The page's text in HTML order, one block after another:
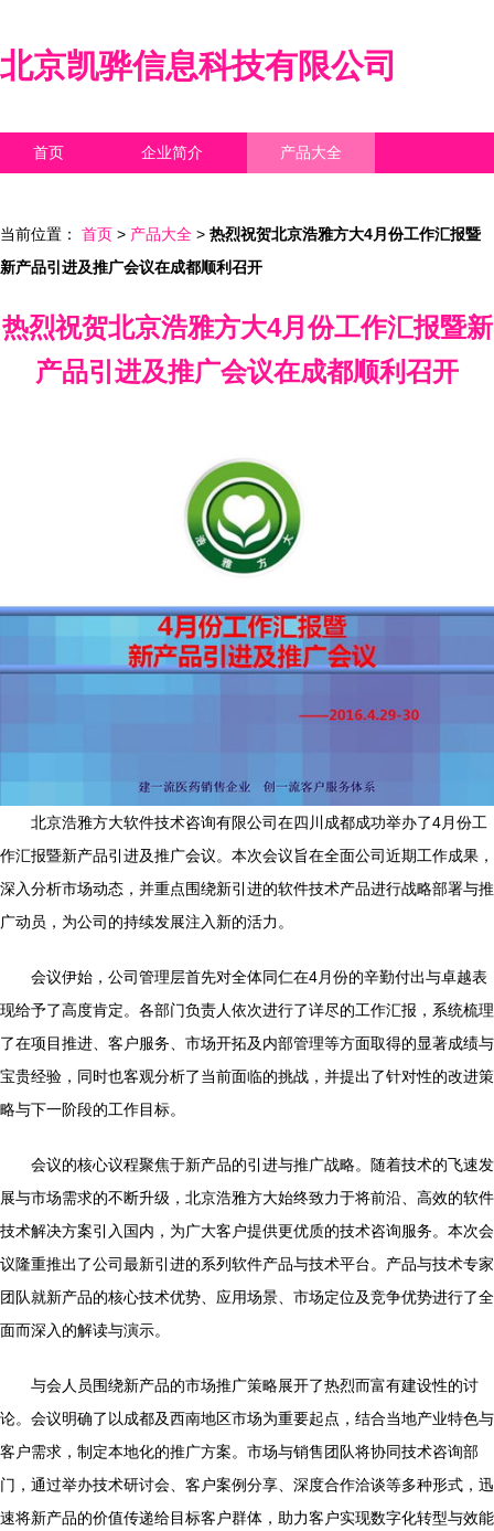
北京凯骅信息科技有限公司
首页 企业简介 产品大全
当前位置： 首页 > 产品大全 > 热烈祝贺北京浩雅方大4月份工作汇报暨
新产品引进及推广会议在成都顺利召开
热烈祝贺北京浩雅方大4月份工作汇报暨新
产品引进及推广会议在成都顺利召开
北京浩雅方大软件技术咨询有限公司在四川成都成功举办了4月份工
作汇报暨新产品引进及推广会议。本次会议旨在全面公司近期工作成果，
深入分析市场动态，并重点围绕新引进的软件技术产品进行战略部署与推
广动员，为公司的持续发展注入新的活力。
会议伊始，公司管理层首先对全体同仁在4月份的辛勤付出与卓越表
现给予了高度肯定。各部门负责人依次进行了详尽的工作汇报，系统梳理
了在项目推进、客户服务、市场开拓及内部管理等方面取得的显著成绩与
宝贵经验，同时也客观分析了当前面临的挑战，并提出了针对性的改进策
略与下一阶段的工作目标。
会议的核心议程聚焦于新产品的引进与推广战略。随着技术的飞速发
展与市场需求的不断升级，北京浩雅方大始终致力于将前沿、高效的软件
技术解决方案引入国内，为广大客户提供更优质的技术咨询服务。本次会
议隆重推出了公司最新引进的系列软件产品与技术平台。产品与技术专家
团队就新产品的核心技术优势、应用场景、市场定位及竞争优势进行了全
面而深入的解读与演示。
与会人员围绕新产品的市场推广策略展开了热烈而富有建设性的讨
论。会议明确了以成都及西南地区市场为重要起点，结合当地产业特色与
客户需求，制定本地化的推广方案。市场与销售团队将协同技术咨询部
门，通过举办技术研讨会、客户案例分享、深度合作洽谈等多种形式，迅
速将新产品的价值传递给目标客户群体，助力客户实现数字化转型与效能